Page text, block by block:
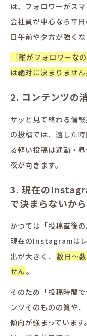
は、フォロワーがス
会社員が中心なら平
日午前や夕方が強くな
「誰がフォロワーな
は絶対に決まりません
2. コンテンツの
サッと見て終わる情
の投稿では、適した
る軽い投稿は通勤・
夜が向きます。
3. 現在の
で決まらないから
かつては「投稿直後
現在のInstagramは
出が大きく、 数日〜
せん 。
そのため「投稿時間
ンツそのものの質や
傾向が強まっていま